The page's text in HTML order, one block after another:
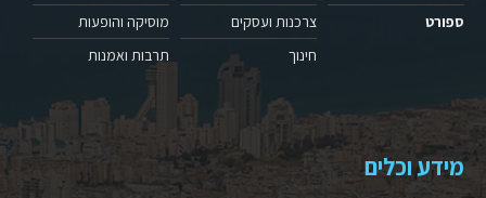
ספורט
צרכנות ועסקים
חינוך
מוסיקה והופעות
תרבות ואמנות
מידע וכלים